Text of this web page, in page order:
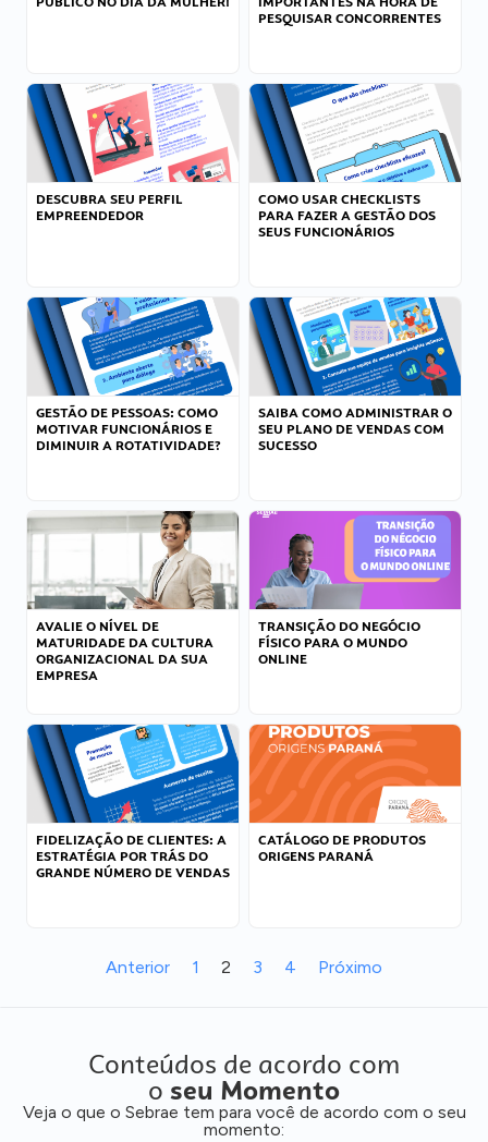
PESQUISAR CONCORRENTES
DESCUBRA SEU PERFIL
EMPREENDEDOR
COMO USAR CHECKLISTS
PARA FAZER A GESTÃO DOS
SEUS FUNCIONÁRIOS
GESTÃO DE PESSOAS: COMO
MOTIVAR FUNCIONÁRIOS E
DIMINUIR A ROTATIVIDADE?
SAIBA COMO ADMINISTRAR O
SEU PLANO DE VENDAS COM
SUCESSO
AVALIE O NÍVEL DE
MATURIDADE DA CULTURA
ORGANIZACIONAL DA SUA
EMPRESA
TRANSIÇÃO DO NEGÓCIO
FÍSICO PARA O MUNDO
ONLINE
FIDELIZAÇÃO DE CLIENTES: A
ESTRATÉGIA POR TRÁS DO
GRANDE NÚMERO DE VENDAS
CATÁLOGO DE PRODUTOS
ORIGENS PARANÁ
Anterior 1 2 3 4 Próximo
Conteúdos de acordo com
o seu Momento
Veja o que o Sebrae tem para você de acordo com o seu
momento: